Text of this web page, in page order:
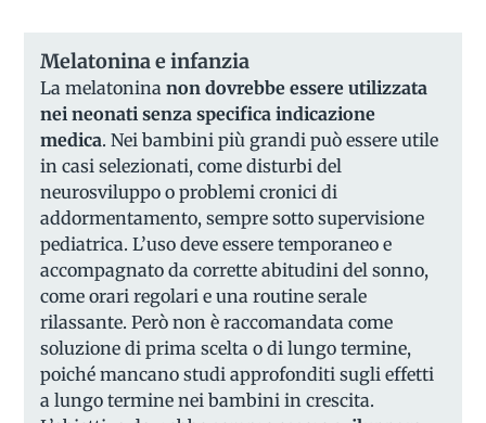
Melatonina e infanzia
La melatoninanon dovrebbe essere utilizzata
nei neonati senza specifica indicazione
medica. Nei bambini più grandi può essere utile
in casi selezionati, come disturbi del
neurosviluppo o problemi cronici di
addormentamento, sempre sotto supervisione
pediatrica. L’uso deve essere temporaneo e
accompagnato da corrette abitudini del sonno,
come orari regolari e una routine serale
rilassante. Però non è raccomandata come
soluzione di prima scelta o di lungo termine,
poiché mancano studi approfonditi sugli effetti
a lungo termine nei bambini in crescita.